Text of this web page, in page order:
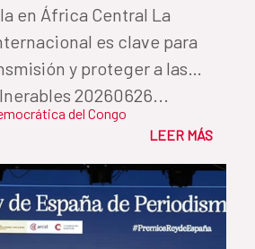
en África Central La
es clave para
y proteger a las
20260626...
del Congo
LEER MÁS